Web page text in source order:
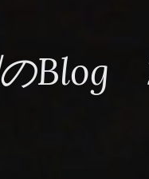
のBlog